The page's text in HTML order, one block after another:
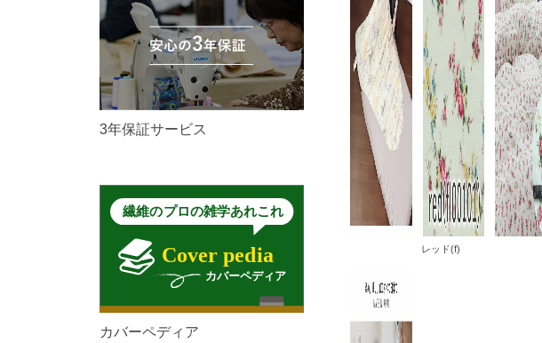
3年保証サービス
カバーペディア
レッド(f)